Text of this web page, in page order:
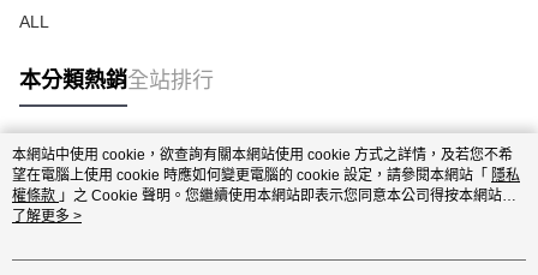
ALL
本分類熱銷全站排行
熱門標籤
本網站中使用 cookie，欲查詢有關本網站使用 cookie 方式之詳情，及若您不希
望在電腦上使用 cookie 時應如何變更電腦的 cookie 設定，請參閱本網站「 隱私
權條款 」之 Cookie 聲明。您繼續使用本網站即表示您同意本公司得按本網站使
用條款之 Cookie 聲明使用 cookie。
了解更多 >